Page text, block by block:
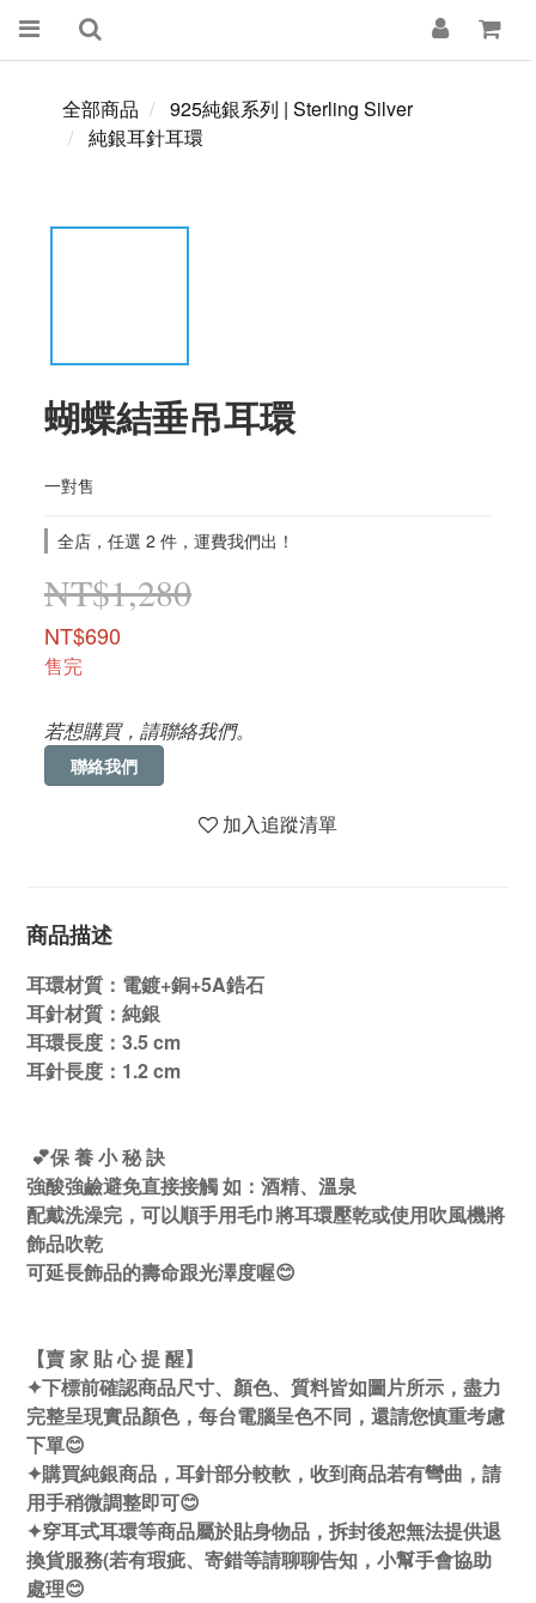
全部商品
925純銀系列 | Sterling Silver
純銀耳針耳環
蝴蝶結垂吊耳環
一對售
全店，任選 2 件，運費我們出！
NT$1,280
NT$690
售完
若想購買，請聯絡我們。
聯絡我們
加入追蹤清單
商品描述
耳環材質：電鍍+銅+5A鋯石
耳針材質：純銀
耳環長度：3.5 cm
耳針長度：1.2 cm
💕保 養 小 秘 訣
強酸強鹼避免直接接觸 如：酒精、溫泉
配戴洗澡完，可以順手用毛巾將耳環壓乾或使用吹風機將
飾品吹乾
可延長飾品的壽命跟光澤度喔😊
【賣 家 貼 心 提 醒】
✦下標前確認商品尺寸、顏色、質料皆如圖片所示，盡力
完整呈現實品顏色，每台電腦呈色不同，還請您慎重考慮
下單😊
✦購買純銀商品，耳針部分較軟，收到商品若有彎曲，請
用手稍微調整即可😊
✦穿耳式耳環等商品屬於貼身物品，拆封後恕無法提供退
換貨服務(若有瑕疵、寄錯等請聊聊告知，小幫手會協助
處理😊